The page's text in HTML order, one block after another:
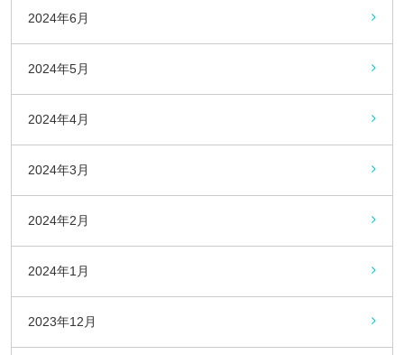
2024年6月
2024年5月
2024年4月
2024年3月
2024年2月
2024年1月
2023年12月